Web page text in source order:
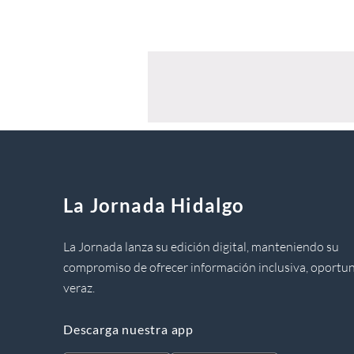
La Jornada Hidalgo
La Jornada lanza su edición digital, manteniendo su
compromiso de ofrecer información inclusiva,
veraz.
Descarga nuestra app